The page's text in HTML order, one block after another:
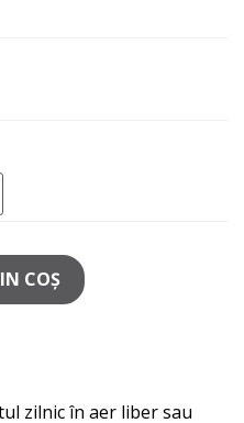
COŞ
zilnic în aer liber sau